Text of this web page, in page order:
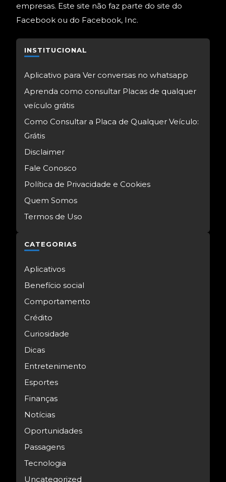
empresas. Este site não faz parte do site do
Facebook ou do Facebook, Inc.
INSTITUCIONAL
Aplicativo para Ver conversas no whatsapp
Aprenda como consultar Placas de qualquer
veículo grátis
Como Consultar a Placa de Qualquer Veículo:
Grátis
Disclaimer
Fale Conosco
Política de Privacidade e Cookies
Quem Somos
Termos de Uso
CATEGORIAS
Aplicativos
Benefício social
Comportamento
Crédito
Curiosidade
Dicas
Entretenimento
Esportes
Finanças
Notícias
Oportunidades
Passagens
Tecnologia
Uncategorized